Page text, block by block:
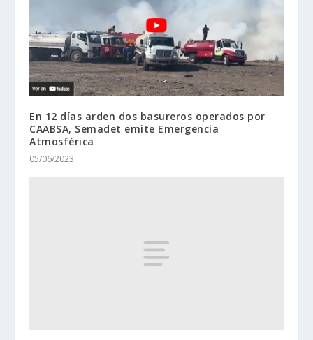
En 12 días arden dos basureros operados por
CAABSA, Semadet emite Emergencia
Atmosférica
05/06/2023